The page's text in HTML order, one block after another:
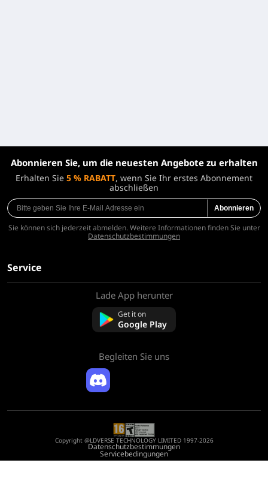
Abonnieren Sie, um die neuesten Angebote zu erhalten
Erhalten Sie 5 % RABATT, wenn Sie Ihr erstes Abonnement
abschließen
Abonnieren
Sie können sich jederzeit abmelden. Weitere Informationen finden Sie unter
Datenschutzbestimmungen
Service
Rückerstattungsrichtlinie
Lade App herunter
Get it on
Google Play
Begleiten Sie uns
Copyright @LDVERSE TECHNOLOGY LIMITED 1997-2026
Datenschutzbestimmungen
Servicebedingungen
Registration Number: 75522164